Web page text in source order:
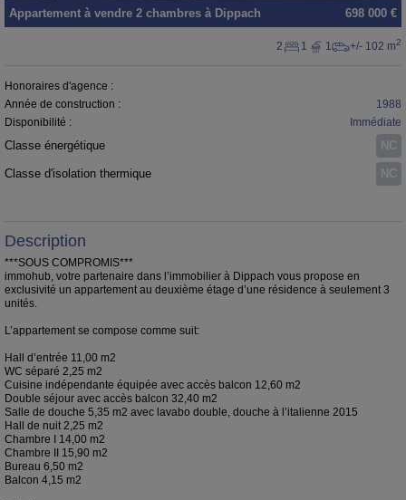
698 000 €
Appartement à vendre 2 chambres à Dippach
2 1 1 +/- 102 m2
Honoraires d'agence :
Année de construction :
1988
Disponibilité :
Immédiate
Classe énergétique NC
Classe d'isolation thermique NC
Description
***SOUS COMPROMIS***
immohub, votre partenaire dans l’immobilier à Dippach vous propose en
exclusivité un appartement au deuxième étage d’une résidence à seulement 3
unités.
L’appartement se compose comme suit:
Hall d’entrée 11,00 m2
WC séparé 2,25 m2
Cuisine indépendante équipée avec accès balcon 12,60 m2
Double séjour avec accès balcon 32,40 m2
Salle de douche 5,35 m2 avec lavabo double, douche à l’italienne 2015
Hall de nuit 2,25 m2
Chambre I 14,00 m2
Chambre II 15,90 m2
Bureau 6,50 m2
Balcon 4,15 m2